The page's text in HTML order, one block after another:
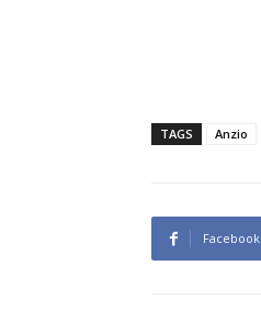
TAGS Anzio
Facebook